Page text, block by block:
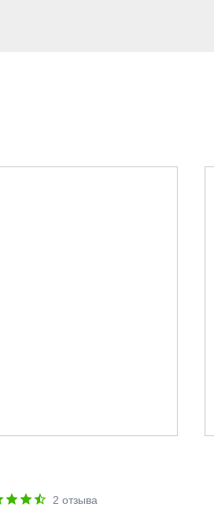
2 отзыва